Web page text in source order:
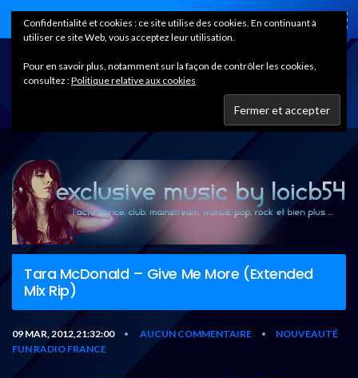
Home
Tara McDonald – Give Me More (Extended
Mix Rip)
09 MAR, 2012,21:32:00 • AUCUN COMMENTAIRE •
NOUVEAUTÉ
FUN RADIO FRANCE
Confidentialité et cookies : ce site utilise des cookies. En continuant à
utiliser ce site Web, vous acceptez leur utilisation.
Pour en savoir plus, notamment sur la façon de contrôler les cookies,
consultez :Politique relative aux cookies